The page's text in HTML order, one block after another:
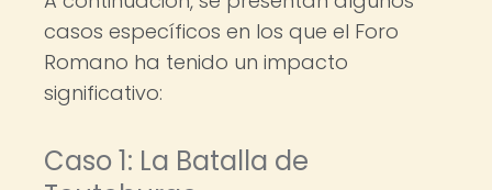
casos específicos en los que el Foro
Romano ha tenido un impacto
significativo:
Caso 1: La Batalla de